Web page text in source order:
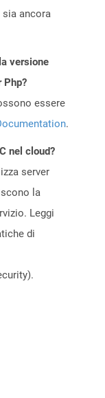
sia ancora
versione
Php?
essere
.
nel cloud?
server
la
Leggi
di